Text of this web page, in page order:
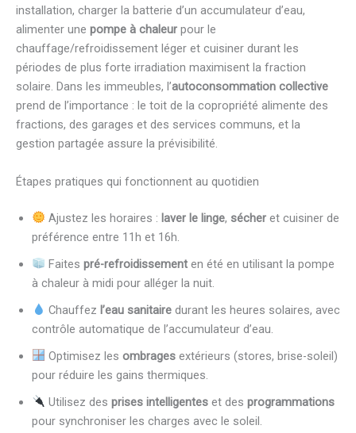
installation, charger la batterie d’un accumulateur d’eau,
alimenter une pompe à chaleur pour le
chauffage/refroidissement léger et cuisiner durant les
périodes de plus forte irradiation maximisent la fraction
solaire. Dans les immeubles, l’autoconsommation collective
prend de l’importance : le toit de la copropriété alimente des
fractions, des garages et des services communs, et la
gestion partagée assure la prévisibilité.
Étapes pratiques qui fonctionnent au quotidien
Ajustez les horaires : laver le linge, sécheret cuisiner de
préférence entre 11h et 16h.
Faites pré-refroidissementen été en utilisant la pompe
à chaleur à midi pour alléger la nuit.
Chauffez l’eau sanitairedurant les heures solaires, avec
contrôle automatique de l’accumulateur d’eau.
Optimisez les ombragesextérieurs (stores, brise-soleil)
pour réduire les gains thermiques.
Utilisez des prises intelligenteset des programmations
pour synchroniser les charges avec le soleil.